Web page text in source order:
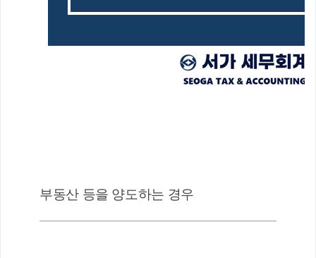
부동산 등을 양도하는 경우